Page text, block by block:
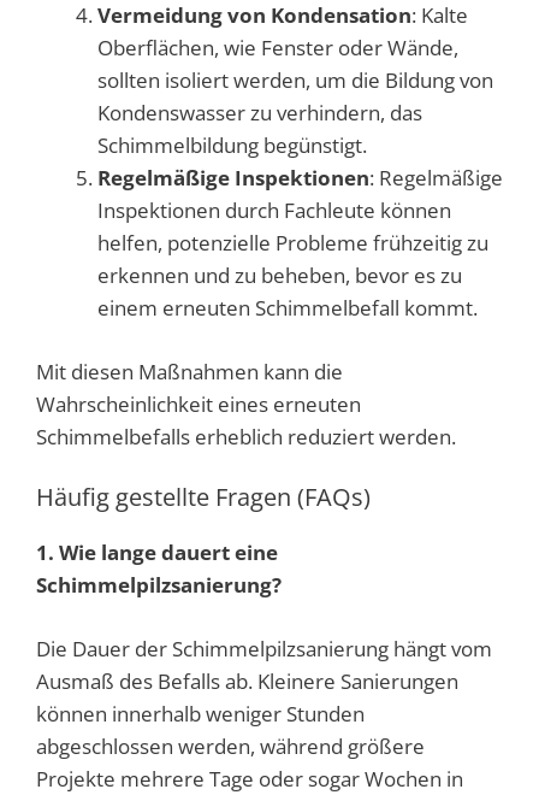
Vermeidung von Kondensation: Kalte
Oberflächen, wie Fenster oder Wände,
sollten isoliert werden, um die Bildung von
Kondenswasser zu verhindern, das
Schimmelbildung begünstigt.
Regelmäßige Inspektionen: Regelmäßige
Inspektionen durch Fachleute können
helfen, potenzielle Probleme frühzeitig zu
erkennen und zu beheben, bevor es zu
einem erneuten Schimmelbefall kommt.
Mit diesen Maßnahmen kann die
Wahrscheinlichkeit eines erneuten
Schimmelbefalls erheblich reduziert werden.
Häufig gestellte Fragen (FAQs)
1. Wie lange dauert eine
Schimmelpilzsanierung?
Die Dauer der Schimmelpilzsanierung hängt vom
Ausmaß des Befalls ab. Kleinere Sanierungen
können innerhalb weniger Stunden
abgeschlossen werden, während größere
Projekte mehrere Tage oder sogar Wochen in